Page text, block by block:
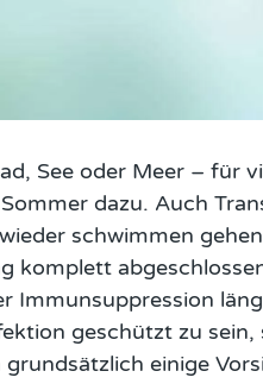
See oder Meer – für
dazu. Auch
schwimmen
komplett
Immunsuppression
geschützt zu
grundsätzlich einige